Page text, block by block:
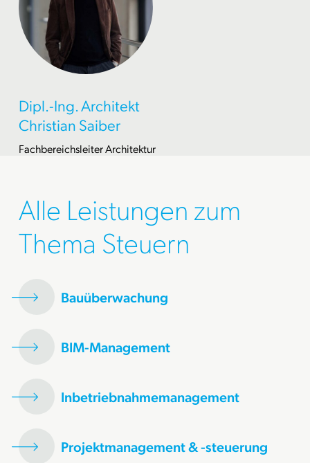
Dipl.-Ing. Architekt
Christian Saiber
Fachbereichsleiter Architektur
Alle Leistungen zum
Thema Steuern
Bauüberwachung
BIM-Management
Inbetriebnahmemanagement
Projektmanagement & -steuerung